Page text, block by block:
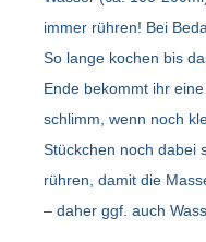
immer rühren! Bei
So lange kochen bis
Ende bekommt ihr
schlimm, wenn noch
Stückchen noch dabei
rühren, damit die
– daher ggf. auch